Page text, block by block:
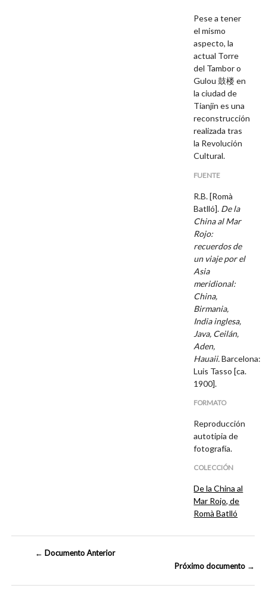
Pese a tener
el mismo
aspecto, la
actual Torre
del Tambor o
Gulou 鼓楼 en
la ciudad de
Tianjin es una
reconstrucción
realizada tras
la Revolución
Cultural.
FUENTE
R.B. [Romà
Batlló]. De la
China al Mar
Rojo:
recuerdos de
un viaje por el
Asia
meridional:
China,
Birmania,
India inglesa,
Java, Ceilán,
Aden,
Hauaii.Barcelona:
Luis Tasso [ca.
1900].
FORMATO
Reproducción
autotipia de
fotografía.
COLECCIÓN
De la China al
Mar Rojo, de
Romà Batlló
← Documento Anterior
Próximo documento →